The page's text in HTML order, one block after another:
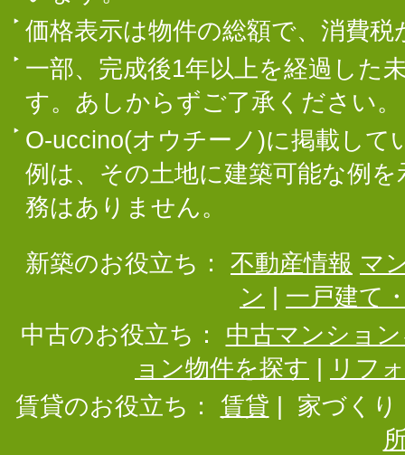
価格表示は物件の総額で、消費
一部、完成後1年以上を経過した
す。あしからずご了承ください。
O-uccino(オウチーノ)に掲載して
例は、その土地に建築可能な例
務はありません。
新築のお役立ち： 不動産情報 マ
ン
一戸建て
中古のお役立ち：
中古マンショ
ョン物件を探す
リフ
賃貸のお役立ち：
賃貸
家づくり